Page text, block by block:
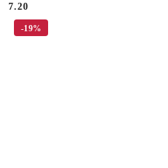
Cena:
7.20
-19%